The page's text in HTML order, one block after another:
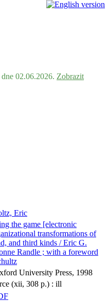
02.06.2026. Zobrazit
Eric
the game [electronic
transformations of
and third kinds / Eric G.
Randle ; with a foreword
University Press, 1998
(xii, 308 p.) : ill